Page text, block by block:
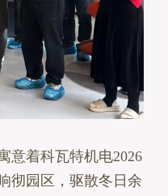
着科瓦特机电2026
彻园区，驱散冬日余